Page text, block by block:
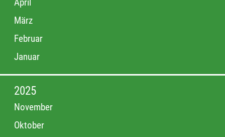
April
März
Februar
Januar
2025
November
Oktober